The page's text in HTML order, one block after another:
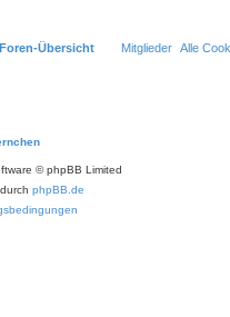
Foren-Übersicht Alle
Mitglieder
© phpBB Limited
phpBB.de